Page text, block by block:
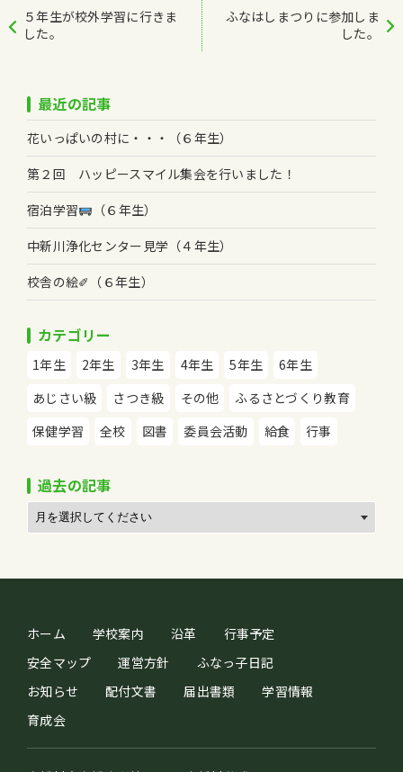
５年生が校外学習に行きま
した。
ふなはしまつりに参加しま
した。
最近の記事
花いっぱいの村に・・・（６年生）
第２回 ハッピースマイル集会を行いました！
宿泊学習
（６年生）
中新川浄化センター見学（４年生）
校舎の絵✐（６年生）
カテゴリー
1年生 2年生 3年生 4年生 5年生
6年生
あじさい級
さつき級 その他
ふるさとづくり教育
保健学習
全校 図書 委員会活動 給食 行事
過去の記事
ホーム 学校案内 沿革
行事予定
安全マップ
運営方針
ふなっ子日記
お知らせ
配付文書 届出書類
学習情報
育成会